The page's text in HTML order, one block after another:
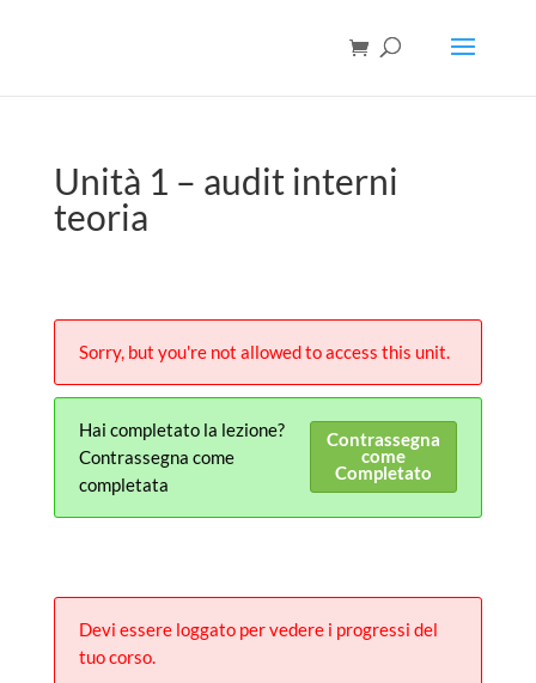
Unità 1 – audit interni
teoria
Sorry, but you're not allowed to access this unit.
Hai completato la lezione?
Contrassegna come
completata
Contrassegna
come
Completato
Devi essere loggato per vedere i progressi del
tuo corso.